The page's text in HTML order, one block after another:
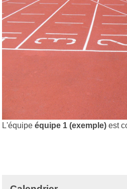
L'équipe équipe 1 (exemple) est